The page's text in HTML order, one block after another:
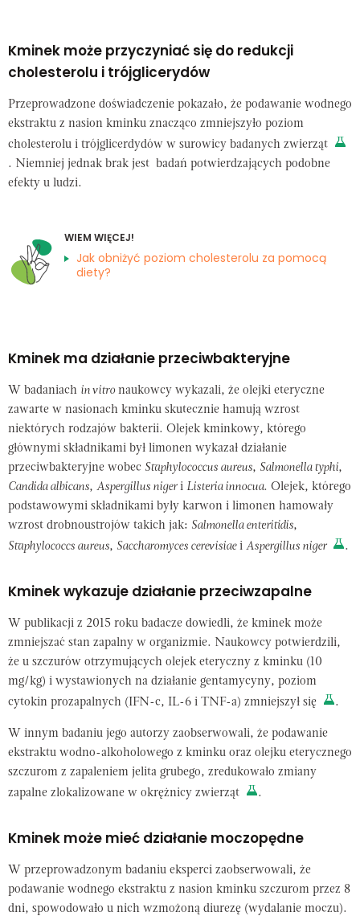
Kminek może przyczyniać się do redukcji
cholesterolu i trójglicerydów
Przeprowadzone doświadczenie pokazało, że podawanie wodnego
ekstraktu z nasion kminku znacząco zmniejszyło poziom
cholesterolu i trójglicerdydów w surowicy badanych zwierząt
. Niemniej jednak brak jest badań potwierdzających podobne
efekty u ludzi.
WIEM WIĘCEJ!
Jak obniżyć poziom cholesterolu za pomocą
diety?
Kminek ma działanie przeciwbakteryjne
W badaniach in vitronaukowcy wykazali, że olejki eteryczne
zawarte w nasionach kminku skutecznie hamują wzrost
niektórych rodzajów bakterii. Olejek kminkowy, którego
głównymi składnikami był limonen wykazał działanie
przeciwbakteryjne wobec Staphylococcus aureus, Salmonella typhi,
Candida albicans, Aspergillus nigeri Listeria innocua. Olejek, którego
podstawowymi składnikami były karwon i limonen hamowały
wzrost drobnoustrojów takich jak: Salmonella enteritidis,
Staphylococcs aureus, Saccharomyces cerevisiaei Aspergillus niger .
Kminek wykazuje działanie przeciwzapalne
W publikacji z 2015 roku badacze dowiedli, że kminek może
zmniejszać stan zapalny w organizmie. Naukowcy potwierdzili,
że u szczurów otrzymujących olejek eteryczny z kminku (10
mg/kg) i wystawionych na działanie gentamycyny, poziom
cytokin prozapalnych (IFN-c, IL-6 i TNF-a) zmniejszył się
.
W innym badaniu jego autorzy zaobserwowali, że podawanie
ekstraktu wodno-alkoholowego z kminku oraz olejku eterycznego
szczurom z zapaleniem jelita grubego, zredukowało zmiany
zapalne zlokalizowane w okrężnicy zwierząt
.
Kminek może mieć działanie moczopędne
W przeprowadzonym badaniu eksperci zaobserwowali, że
podawanie wodnego ekstraktu z nasion kminku szczurom przez 8
dni, spowodowało u nich wzmożoną diurezę (wydalanie moczu).